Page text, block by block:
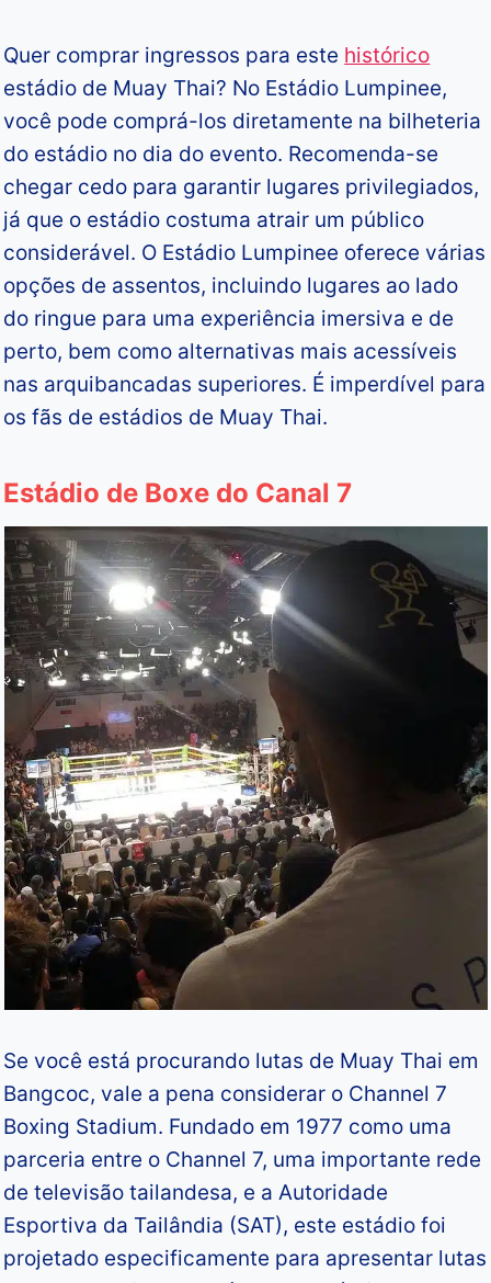
Quer comprar ingressos para este histórico
estádio de Muay Thai? No Estádio Lumpinee,
você pode comprá-los diretamente na bilheteria
do estádio no dia do evento. Recomenda-se
chegar cedo para garantir lugares privilegiados,
já que o estádio costuma atrair um público
considerável. O Estádio Lumpinee oferece várias
opções de assentos, incluindo lugares ao lado
do ringue para uma experiência imersiva e de
perto, bem como alternativas mais acessíveis
nas arquibancadas superiores. É imperdível para
os fãs de estádios de Muay Thai.
Estádio de Boxe do Canal 7
Se você está procurando lutas de Muay Thai em
Bangcoc, vale a pena considerar o Channel 7
Boxing Stadium. Fundado em 1977 como uma
parceria entre o Channel 7, uma importante rede
de televisão tailandesa, e a Autoridade
Esportiva da Tailândia (SAT), este estádio foi
projetado especificamente para apresentar lutas